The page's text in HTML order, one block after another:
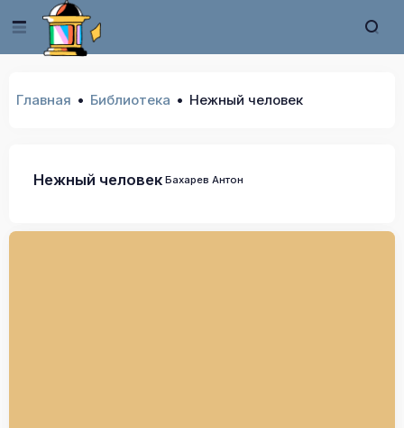
Главная Библиотека Нежный человек
Нежный человек Бахарев Антон